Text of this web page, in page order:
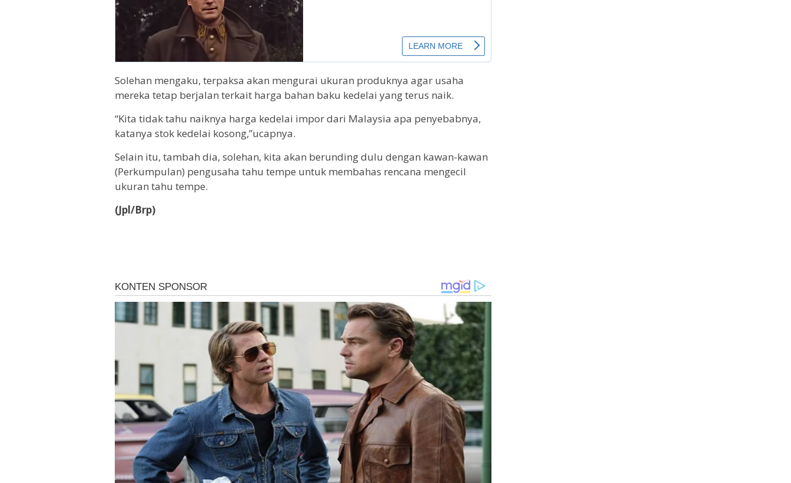
Solehan mengaku, terpaksa akan mengurai ukuran produknya agar usaha
mereka tetap berjalan terkait harga bahan baku kedelai yang terus naik.
“Kita tidak tahu naiknya harga kedelai impor dari Malaysia apa penyebabnya,
katanya stok kedelai kosong,”ucapnya.
Selain itu, tambah dia, solehan, kita akan berunding dulu dengan kawan-kawan
(Perkumpulan) pengusaha tahu tempe untuk membahas rencana mengecil
ukuran tahu tempe.
(Jpl/Brp)